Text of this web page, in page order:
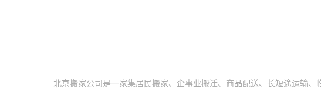
北京搬家公司是一家集居民搬家、企事业搬迁、商品配送、长短途运输